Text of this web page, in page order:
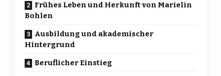
Frühes Leben und Herkunft von Marielin
Bohlen
Ausbildung und akademischer
Hintergrund
Beruflicher Einstieg